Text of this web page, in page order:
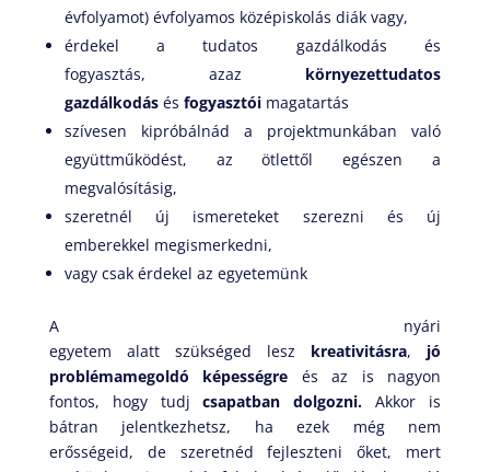
évfolyamot) évfolyamos középiskolás diák vagy,
érdekel a tudatos gazdálkodás és
fogyasztás, azaz környezettudatos
gazdálkodásés fogyasztóimagatartás
szívesen kipróbálnád a projektmunkában való
együttműködést, az ötlettől egészen a
megvalósításig,
szeretnél új ismereteket szerezni és új
emberekkel megismerkedni,
vagy csak érdekel az egyetemünk
A nyári
egyetem alatt szükséged lesz kreativitásra, jó
problémamegoldó képességre
és az is nagyon
fontos, hogy tudj csapatban dolgozni.
Akkor is
bátran jelentkezhetsz, ha ezek még nem
erősségeid, de szeretnéd fejleszteni őket, mert